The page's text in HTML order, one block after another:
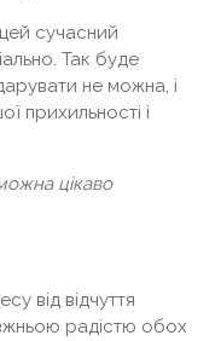
сучасний
Так буде
не можна, і
прихильності і
цікаво
від відчуття
радістю обох